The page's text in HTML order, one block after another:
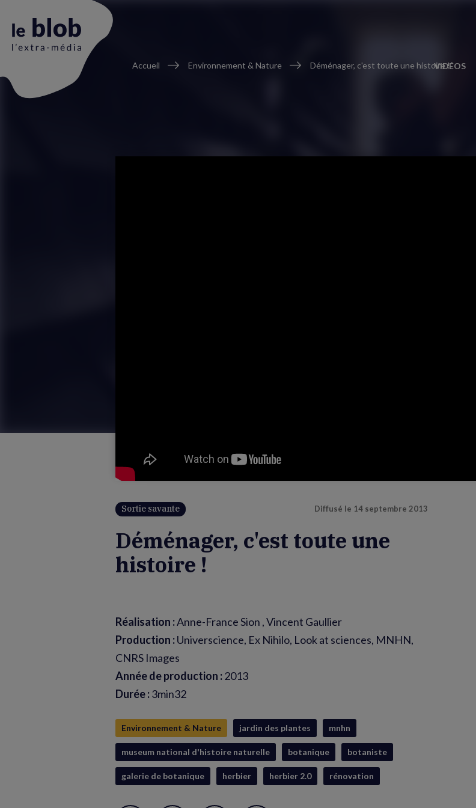
VIDÉOS
Fil
Accueil Environnement & Nature Déménager, c'est toute une histoire !
Sortie savante Diffusé le 14 septembre 2013
Déménager, c'est toute une
histoire !
Réalisation :Anne-France Sion , Vincent Gaullier
Production :Universcience, Ex Nihilo, Look at sciences, MNHN,
CNRS Images
Année de production :2013
Durée :3min32
Environnement & Nature jardin des plantes mnhn
museum national d'histoire naturelle botanique botaniste
galerie de botanique herbier herbier 2.0 rénovation